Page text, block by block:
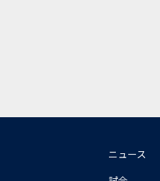
ニュース